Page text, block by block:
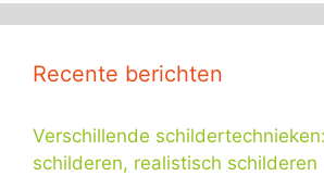
Recente berichten
Verschillende
schilderen, realistisch schilderen